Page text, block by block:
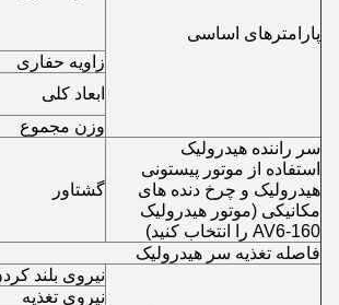
پارامترهای اساسی
زاویه حفاری
ابعاد کلی
وزن مجموع
سر راننده هیدرولیک
استفاده از موتور پیستونی
هیدرولیک و چرخ دنده های
مکانیکی (موتور هیدرولیک
AV6-160 را انتخاب کنید)
گشتاور
فاصله تغذیه سر هیدرولیک
نیروی بلند
نیروی تغذیه